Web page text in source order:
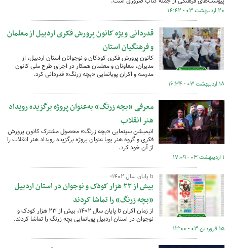
۲۰ اردیبهشت ۰۳ - ۱۴:۴۲
قدردانی ویژه کانون پرورش فکری اردبیل از معلمان
و فرهنگیان استان
کانون پرورش فکری کودکان و نوجوانان استان اردبیل، از
مدیران، معاونان و معلمان همکار در اجرای طرح ملی کانون
مدرسه و اکران پویانمایی «بچه زرنگ» قدردانی کرد.
۱۸ اردیبهشت ۰۳ - ۱۶:۳۴
معرفی «بچه زرنگ» به‌عنوان پروژه برگزیده رویداد
هنر انقلاب
انیمیشن سینمایی «بچه زرنگ» محصول مشترک کانون پرورش
فکری و گروه هنر پویا عنوان پروژه برگزیده رویداد هنر انقلاب را
از آن خود کرد.
۱ اردیبهشت ۰۳ - ۱۷:۰۹
تا پایان سال ۱۴۰۲؛
بیش از ۲۳ هزار کودک و نوجوان در استان اردبیل
«بچه زرنگ» را تماشا کردند
از زمان اکران تا پایان سال ۱۴۰۲، بیش از ۲۳ هزار کودک و
نوجوان در استان اردبیل پویانمایی بچه زرنگ را تماشا کردند.
۱۵ فروردین ۰۳ - ۱۳:۰۰